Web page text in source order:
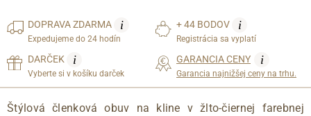
DOPRAVAZDARMA i
Expedujeme do 24 hodín
+ 44 BODOV i
Registrácia sa vyplatí
DARČEK i
Vyberte si v košíku darček
GARANCIA CENY i
Garancia najnižšej ceny na trhu.
Štýlová členková obuv na kline v žlto-čiernej farebnej